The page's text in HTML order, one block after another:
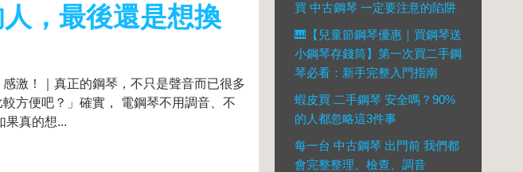
，最後還是想換
激！｜真正的鋼琴，不只是聲音而已很多
方便吧？」確實， 電鋼琴不用調音、不
果真的想...
買 中古鋼琴 一定要注意的陷阱
🎹【兒童節鋼琴優惠｜買鋼琴送
小鋼琴存錢筒】第一次買二手鋼
琴必看：新手完整入門指南
蝦皮買 二手鋼琴 安全嗎？90%
的人都忽略這3件事
每一台 中古鋼琴 出門前 我們都
會完整整理、檢查、調音